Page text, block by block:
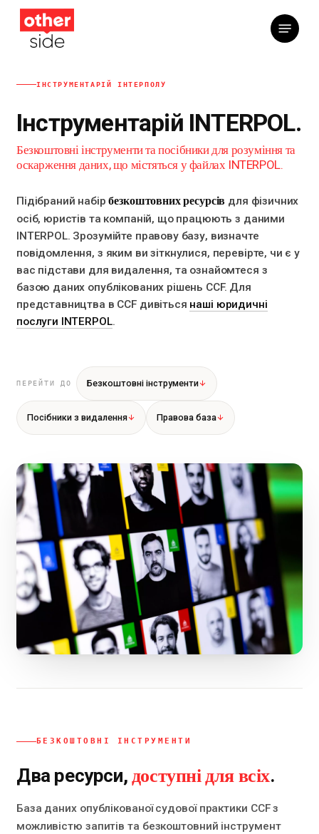
Перейти
основного
Меню
ІНСТРУМЕНТАРІЙ ІНТЕРПОЛУ
Інструментарій INTERPOL.
Безкоштовні інструменти та посібники для розуміння та
оскарження даних, що містяться у файлах INTERPOL.
Підібраний набірбезкоштовних ресурсів для фізичних
осіб, юристів та компаній, що працюють з даними
INTERPOL. Зрозумійте правову базу, визначте
повідомлення, з яким ви зіткнулися, перевірте, чи є у
вас підстави для видалення, та ознайомтеся з
базою даних опублікованих рішень CCF. Для
представництва в CCF дивіться наші юридичні
послуги INTERPOL.
ПЕРЕЙТИ ДО Безкоштовні інструменти
Посібники з видалення Правова база
БЕЗКОШТОВНІ ІНСТРУМЕНТИ
Два ресурси, доступні для всіх.
База даних опублікованої судової практики CCF з
можливістю запитів та безкоштовний інструмент